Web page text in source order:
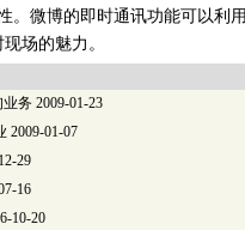
。微博的即时通讯功能可以利
场的魅力。
业务 2009-01-23
2009-01-07
29
16
10-20